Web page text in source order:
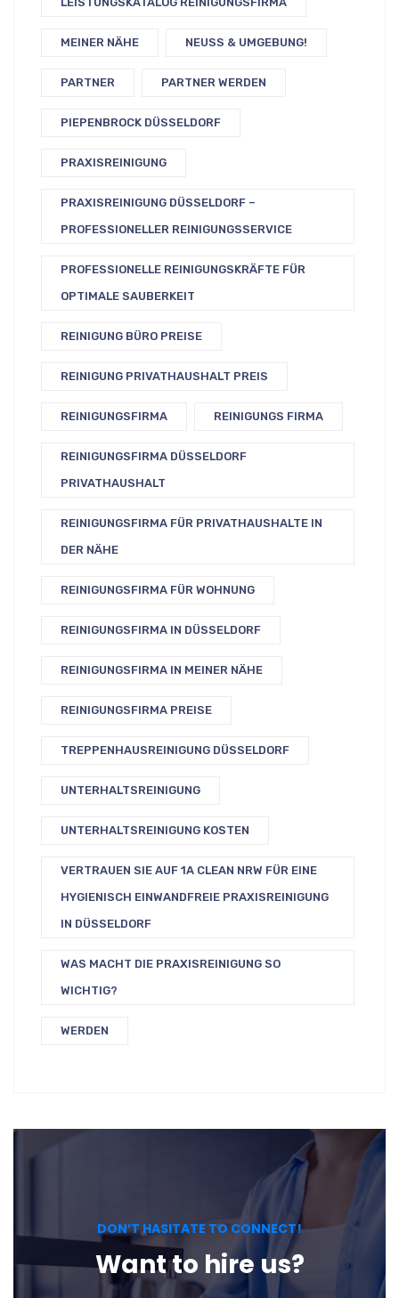
MEINER NÄHE NEUSS & UMGEBUNG!
PARTNER PARTNER WERDEN
PIEPENBROCK DÜSSELDORF
PRAXISREINIGUNG
PRAXISREINIGUNG DÜSSELDORF –
PROFESSIONELLER REINIGUNGSSERVICE
PROFESSIONELLE REINIGUNGSKRÄFTE FÜR
OPTIMALE SAUBERKEIT
REINIGUNG BÜRO PREISE
REINIGUNG PRIVATHAUSHALT PREIS
REINIGUNGSFIRMA REINIGUNGS FIRMA
REINIGUNGSFIRMA DÜSSELDORF
PRIVATHAUSHALT
REINIGUNGSFIRMA FÜR PRIVATHAUSHALTE IN
DER NÄHE
REINIGUNGSFIRMA FÜR WOHNUNG
REINIGUNGSFIRMA IN DÜSSELDORF
REINIGUNGSFIRMA IN MEINER NÄHE
REINIGUNGSFIRMA PREISE
TREPPENHAUSREINIGUNG DÜSSELDORF
UNTERHALTSREINIGUNG
UNTERHALTSREINIGUNG KOSTEN
VERTRAUEN SIE AUF 1A CLEAN NRW FÜR EINE
HYGIENISCH EINWANDFREIE PRAXISREINIGUNG
IN DÜSSELDORF
WAS MACHT DIE PRAXISREINIGUNG SO
WICHTIG?
WERDEN
DON’T HASITATE TO CONNECT!
Want to hire us?